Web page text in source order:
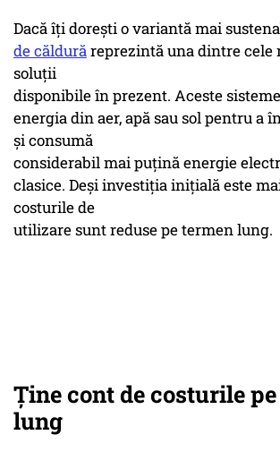
Dacă îți dorești o variantă mai
de căldurăreprezintă una dintre cele
soluții
disponibile în prezent. Aceste
energia din aer, apă sau sol pentru a
și consumă
considerabil mai puțină energie
clasice. Deși investiția inițială este
costurile de
utilizare sunt reduse pe termen lung.
Ține cont de costurile
lung